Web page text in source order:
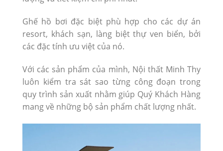
Ghế hồ bơi đặc biệt phù hợp cho các dự án
resort, khách sạn, làng biệt thự ven biển, bởi
các đặc tính ưu việt của nó.
Với các sản phẩm của mình, Nội thất Minh Thy
luôn kiểm tra sát sao từng công đoạn trong
quy trình sản xuất nhằm giúp Quý Khách Hàng
mang về những bộ sản phẩm chất lượng nhất.